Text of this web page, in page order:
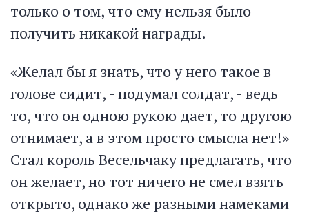
только о том, что ему нельзя было
получить никакой награды.
«Желал бы я знать, что у него такое в
голове сидит, - подумал солдат, - ведь
то, что он одною рукою дает, то другою
отнимает, а в этом просто смысла нет!»
Стал король Весельчаку предлагать, что
он желает, но тот ничего не смел взять
открыто, однако же разными намеками